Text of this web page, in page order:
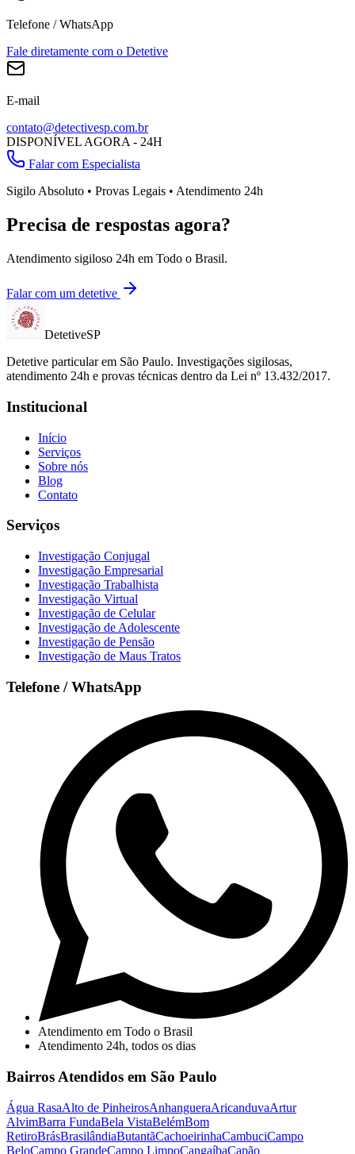
Telefone / WhatsApp
Fale diretamente com o Detetive
E-mail
contato@detectivesp.com.br
DISPONÍVEL AGORA - 24H
Falar com Especialista
Sigilo Absoluto • Provas Legais • Atendimento 24h
Precisa de respostas agora?
Atendimento sigiloso 24h em Todo o Brasil.
Falar com um detetive
DetetiveSP
Detetive particular em São Paulo. Investigações sigilosas,
atendimento 24h e provas técnicas dentro da Lei nº 13.432/2017.
Institucional
Início
Serviços
Sobre nós
Blog
Contato
Serviços
Investigação Conjugal
Investigação Empresarial
Investigação Trabalhista
Investigação Virtual
Investigação de Celular
Investigação de Adolescente
Investigação de Pensão
Investigação de Maus Tratos
Telefone / WhatsApp
Atendimento em Todo o Brasil
Atendimento 24h, todos os dias
Bairros Atendidos em São Paulo
Água RasaAlto de PinheirosAnhangueraAricanduvaArtur
AlvimBarra FundaBela VistaBelémBom
RetiroBrásBrasilândiaButantãCachoeirinhaCambuciCampo
BeloCampo GrandeCampo LimpoCangaíbaCapão